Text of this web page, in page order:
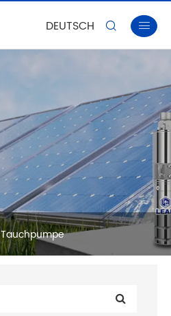
DEUTSCH  
Tauchpumpe